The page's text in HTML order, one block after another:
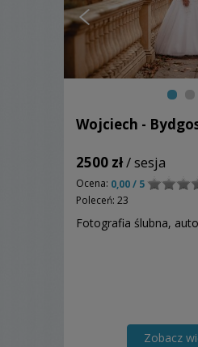
Wojciech -
2500 zł/ sesja
Ocena: 0,00 / 5
Poleceń: 23
Fotografia ślubna,
Zobacz